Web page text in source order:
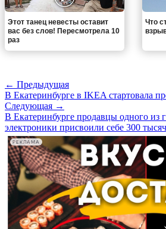
Этот танец невесты оставит
вас без слов! Пересмотрела 10
раз
Что
← Предыдущая
В Екатеринбурге в IKEA стартовала
Следующая →
В Екатеринбурге продавцы одного из
электроники присвоили себе 300
РЕКЛАМА